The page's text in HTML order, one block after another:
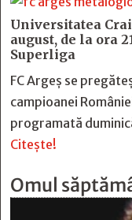
Universitatea
august, de la ora
Superliga
FC Argeș se
campioanei
programată
Citește!
Omul